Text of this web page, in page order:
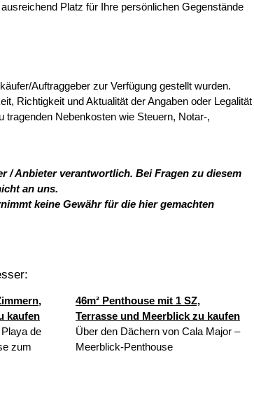
Platz für Ihre persönlichen Gegenstände
Auftraggeber zur Verfügung gestellt wurden.
Richtigkeit und Aktualität der Angaben oder Legalität
Nebenkosten wie Steuern, Notar-,
/ Anbieter verantwortlich. Bei Fragen zu diesem
an uns.
keine Gewähr für die hier gemachten
kaufen
de
zum
46m² Penthouse mit 1 SZ,
Terrasse und Meerblick zu kaufen
Über den Dächern von Cala Major –
Meerblick-Penthouse